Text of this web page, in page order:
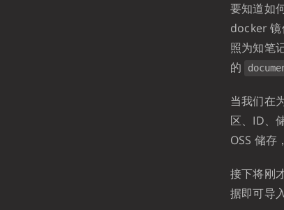
要知道如
docker 镜
照为知笔
的
当我们在
区、ID、
OSS 储存
接下将刚
据即可导